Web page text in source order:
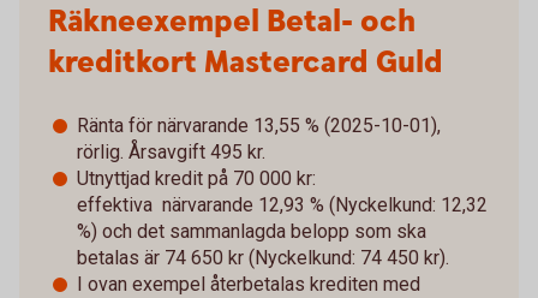
Räkneexempel Betal- och
kreditkort Mastercard Guld
Ränta för närvarande 13,55 % (2025-10-01),
rörlig. Årsavgift 495 kr.
Utnyttjad kredit på 70 000 kr:
effektiva närvarande 12,93 % (Nyckelkund: 12,32
%) och det sammanlagda belopp som ska
betalas är 74 650 kr (Nyckelkund: 74 450 kr).
I ovan exempel återbetalas krediten med